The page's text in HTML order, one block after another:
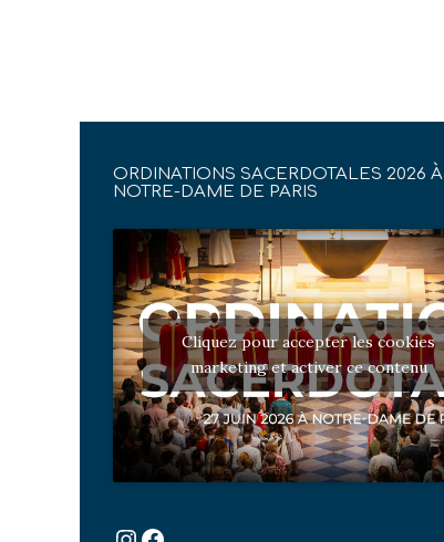
ORDINATIONS SACERDOTALES 2026 À
NOTRE-DAME DE PARIS
Cliquez pour accepter les cookies
marketing et activer ce contenu